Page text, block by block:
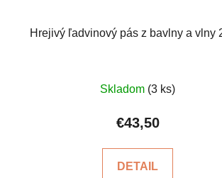
Hrejivý ľadvinový pás z bavlny a vlny
hodnotenie
produktu
z
Skladom (3 ks)
€43,50
DETAIL